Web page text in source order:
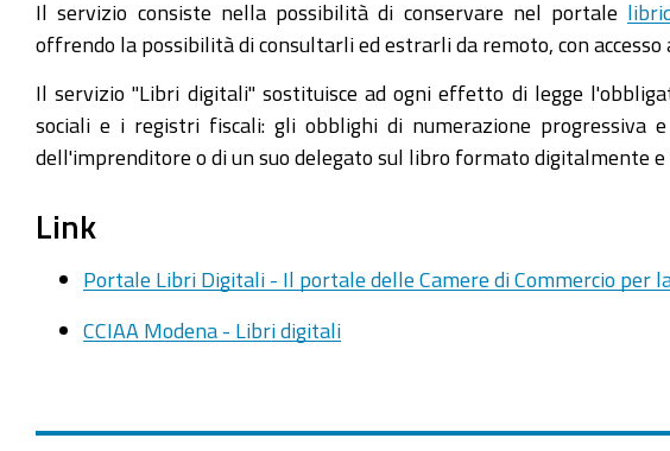
Il servizio consiste nella possibilità di conservare nel portale
offrendo la possibilità di consultarli ed estrarli da remoto, con accesso
Il servizio "Libri digitali" sostituisce ad ogni effetto di legge
sociali e i registri fiscali: gli obblighi di numerazione
dell'imprenditore o di un suo delegato sul libro formato digitalmente
Link
Portale Libri Digitali - Il portale delle Camere di Commercio per
CCIAA Modena - Libri digitali